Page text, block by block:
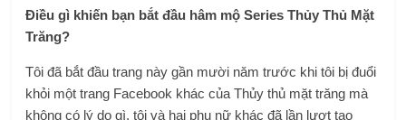
Điều gì khiến bạn bắt đầu hâm mộ Series Thủy Thủ Mặt
Trăng?
Tôi đã bắt đầu trang này gần mười năm trước khi tôi bị đuổi
khỏi một trang Facebook khác của Thủy thủ mặt trăng mà
không có lý do gì, tôi và hai phụ nữ khác đã lần lượt tạo